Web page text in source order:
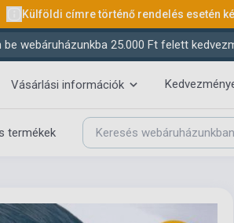
Külföldi címre történő rendelés esetén
be webáruházunkba 25.000 Ft felett
Vásárlási információk
termékek